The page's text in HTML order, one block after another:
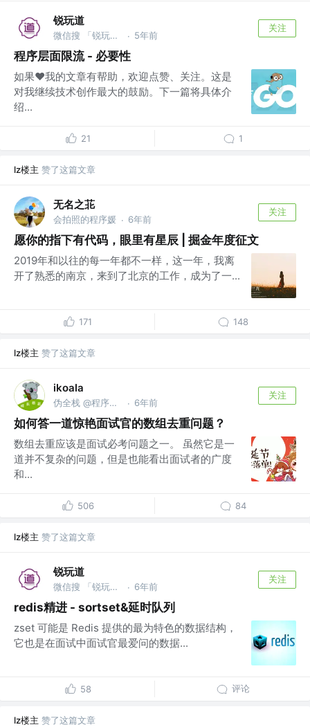
锐玩道
微信搜 「锐玩道」 · 5年前
关注
程序层面限流 - 必要性
如果❤️我的文章有帮助，欢迎点赞、关注。这是
对我继续技术创作最大的鼓励。下一篇将具体介
绍...
21 1
lz楼主 赞了这篇文章
无名之苝
会拍照的程序媛 · 6年前
关注
愿你的指下有代码，眼里有星辰 | 掘金年度征文
2019年和以往的每一年都不一样，这一年，我离
开了熟悉的南京，来到了北京的工作，成为了一...
171 148
lz楼主 赞了这篇文章
ikoala
伪全栈 @程序员成长指北 · 6年前
关注
如何答一道惊艳面试官的数组去重问题？
数组去重应该是面试必考问题之一。 虽然它是一
道并不复杂的问题，但是也能看出面试者的广度
和...
506 84
lz楼主 赞了这篇文章
锐玩道
微信搜 「锐玩道」 · 6年前
关注
redis精进 - sortset&延时队列
zset 可能是 Redis 提供的最为特色的数据结构，
它也是在面试中面试官最爱问的数据...
58 评论
lz楼主 赞了这篇文章